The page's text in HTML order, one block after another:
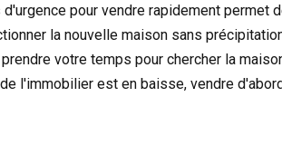
d'urgence pour vendre rapidement permet
la nouvelle maison sans
votre temps pour chercher la
l'immobilier est en baisse, vendre